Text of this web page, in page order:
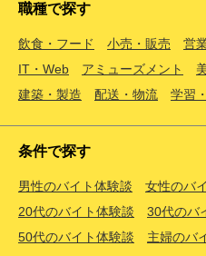
職種で探す
飲食・フード 小売・販売 営
IT・Web
アミューズメント
建築・製造
配送・物流 学習
条件で探す
男性のバイト体験談 女性のバ
20代のバイト体験談
30代のバ
50代のバイト体験談
主婦のバ